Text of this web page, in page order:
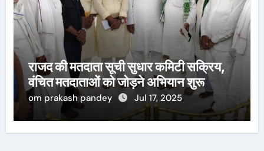
राजद की मतदाता सूची सुधार कमिटी सक्रिय,
वंचित मतदाताओं को जोड़ने अभियान शुरू
om prakash pandey Jul 17, 2025